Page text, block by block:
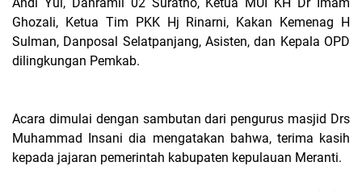
Ghozali, Ketua Tim PKK Hj Rinarni, Kakan Kemenag H
Sulman, Danposal Selatpanjang, Asisten, dan Kepala OPD
dilingkungan Pemkab.
Acara dimulai dengan sambutan dari pengurus masjid Drs
Muhammad Insani dia mengatakan bahwa, terima kasih
kepada jajaran pemerintah kabupaten kepulauan Meranti.